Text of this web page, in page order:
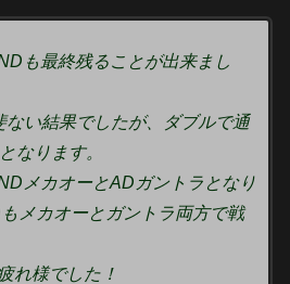
も最終残ることが出来まし
ない結果でしたが、ダブルで通
なります。
メカオーとADガントラとなり
メカオーとガントラ両方で戦
れ様でした！